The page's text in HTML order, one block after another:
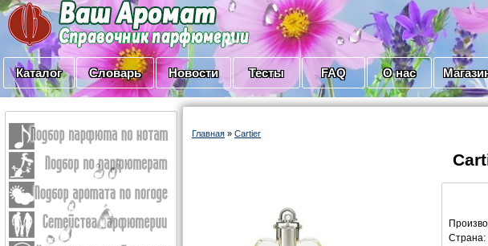
Каталог Словарь Новости Тесты FAQ О нас
Главная » Cartier
Страна: